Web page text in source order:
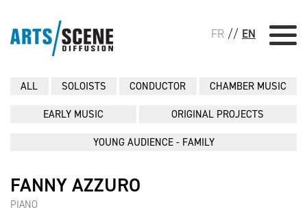
FR // EN
ALL SOLOISTS CONDUCTOR CHAMBER MUSIC
EARLY MUSIC ORIGINAL PROJECTS
YOUNG AUDIENCE - FAMILY
FANNY AZZURO
PIANO